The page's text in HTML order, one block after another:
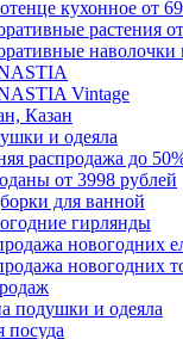
кухонное от
растения
Vintage
Казан
и одеяла
распродажа до
от 3998 рублей
для ванной
гирлянды
новогодних
новогодних
подушки и одеяла
посуда